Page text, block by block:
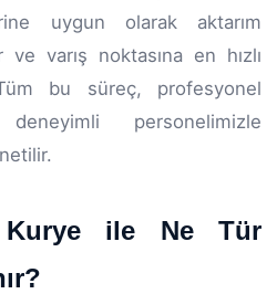
uygun olarak aktarım
varış noktasına en hızlı
bu süreç, profesyonel
personelimizle
Kurye ile Ne Tür